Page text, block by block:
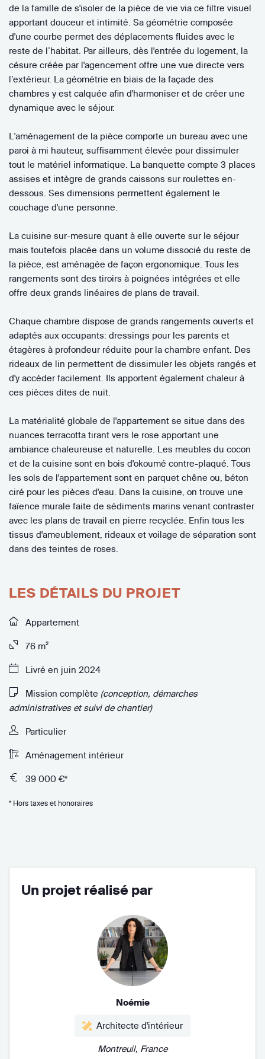
de la famille de s'isoler de la pièce de vie via ce filtre visuel
apportant douceur et intimité. Sa géométrie composée
d'une courbe permet des déplacements fluides avec le
reste de l’habitat. Par ailleurs, dès l'entrée du logement, la
césure créée par l'agencement offre une vue directe vers
l’extérieur. La géométrie en biais de la façade des
chambres y est calquée afin d'harmoniser et de créer une
dynamique avec le séjour.
L'aménagement de la pièce comporte un bureau avec une
paroi à mi hauteur, suffisamment élevée pour dissimuler
tout le matériel informatique. La banquette compte 3 places
assises et intègre de grands caissons sur roulettes en-
dessous. Ses dimensions permettent également le
couchage d'une personne.
La cuisine sur-mesure quant à elle ouverte sur le séjour
mais toutefois placée dans un volume dissocié du reste de
la pièce, est aménagée de façon ergonomique. Tous les
rangements sont des tiroirs à poignées intégrées et elle
offre deux grands linéaires de plans de travail.
Chaque chambre dispose de grands rangements ouverts et
adaptés aux occupants: dressings pour les parents et
étagères à profondeur réduite pour la chambre enfant. Des
rideaux de lin permettent de dissimuler les objets rangés et
d'y accéder facilement. Ils apportent également chaleur à
ces pièces dites de nuit.
La matérialité globale de l'appartement se situe dans des
nuances terracotta tirant vers le rose apportant une
ambiance chaleureuse et naturelle. Les meubles du cocon
et de la cuisine sont en bois d'okoumé contre-plaqué. Tous
les sols de l'appartement sont en parquet chêne ou, béton
ciré pour les pièces d'eau. Dans la cuisine, on trouve une
faïence murale faite de sédiments marins venant contraster
avec les plans de travail en pierre recyclée. Enfin tous les
tissus d'ameublement, rideaux et voilage de séparation sont
dans des teintes de roses.
LES DÉTAILS DU PROJET
Appartement
76 m²
Livré en juin 2024
Mission complète (conception, démarches
administratives et suivi de chantier)
Particulier
Aménagement intérieur
39 000 €*
* Hors taxes et honoraires
Un projet réalisé par
Noémie
Architecte d'intérieur
Montreuil, France